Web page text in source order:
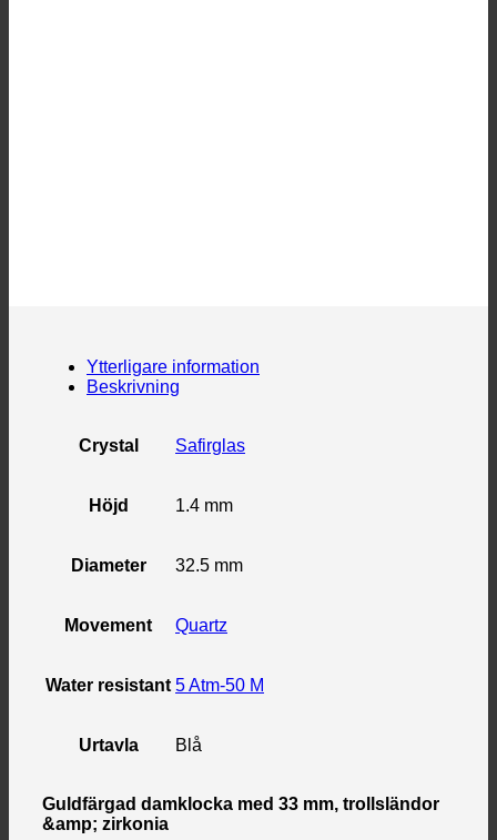
Ytterligare information
Beskrivning
Crystal Safirglas
Höjd 1.4 mm
Diameter 32.5 mm
Movement Quartz
Water resistant 5 Atm-50 M
Urtavla Blå
Guldfärgad damklocka med 33 mm, trollsländor
&amp; zirkonia